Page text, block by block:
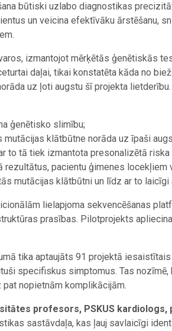
būtiski uzlabo diagnostikas
un veicina efektīvāku ārstēšanu,
izmantojot mērķētās ģenētiskās
daļai, tikai konstatēta kāda no
uz ļoti augstu šī projekta
ģenētisko slimību;
mutācijas klātbūtne norāda uz īpaši
to tā tiek izmantota presonalizētā riska
rezultātus, pacientu ģimenes locekļiem
mutācijas klātbūtni un līdz ar to laicīgi
lielapjoma sekvencēšanas
prasības. Pilotprojekts
tika aptaujāts 91 projektā
specifiskus simptomus. Tas
nopietnām komplikācijām.
profesors, PSKUS
sastāvdaļa, kas ļauj savlaicīgi